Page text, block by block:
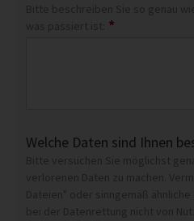
*
Welche Daten sind Ihnen